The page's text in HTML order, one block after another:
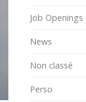
Job Openings
News
Non classé
Perso